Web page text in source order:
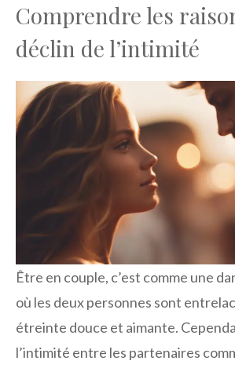
Comprendre les
déclin de l’intimité
Être en couple, c’est comme une
où les deux personnes sont
étreinte douce et aimante.
l’intimité entre les partenaires